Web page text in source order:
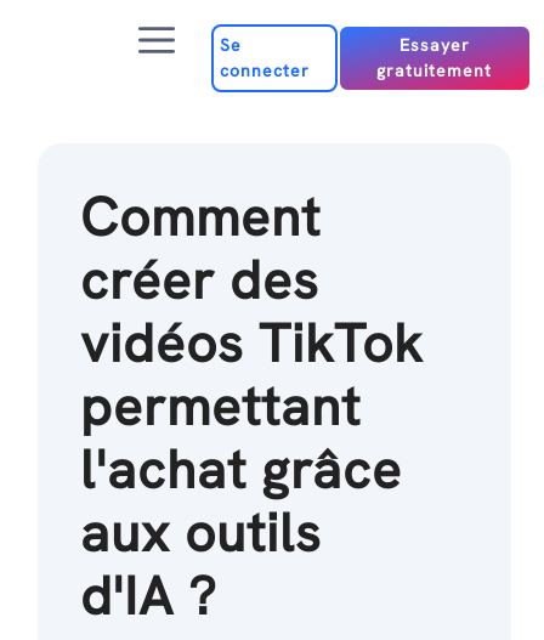
Menu
Se
connecter
Essayer
gratuitement
Comment
créer des
vidéos TikTok
permettant
l'achat grâce
aux outils
d'IA ?